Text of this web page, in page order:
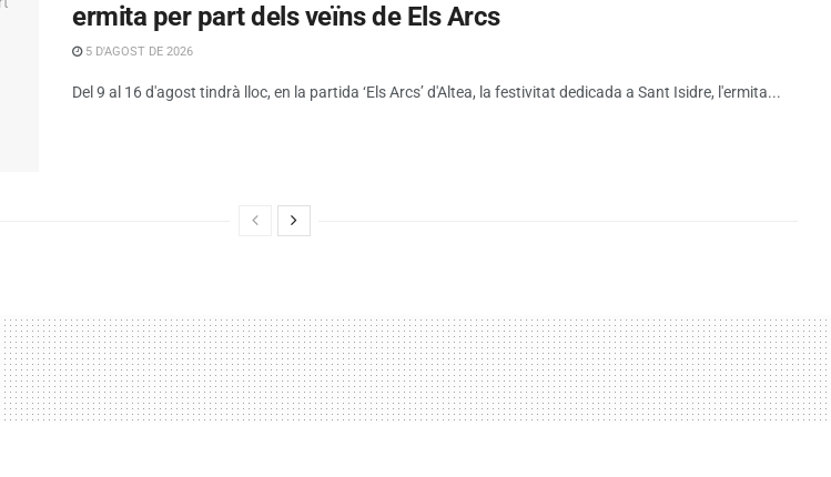
ermita per part dels veïns de Els Arcs
5 D'AGOST DE 2026
Del 9 al 16 d'agost tindrà lloc, en la partida ‘Els Arcs’ d'Altea, la festivitat dedicada a Sant Isidre, l'ermita...